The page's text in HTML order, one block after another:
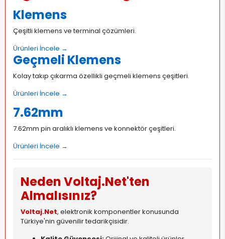
Klemens
Çeşitli klemens ve terminal çözümleri.
Ürünleri İncele →
Geçmeli Klemens
Kolay takıp çıkarma özellikli geçmeli klemens çeşitleri.
Ürünleri İncele →
7.62mm
7.62mm pin aralıklı klemens ve konnektör çeşitleri.
Ürünleri İncele →
Neden Voltaj.Net'ten
Almalısınız?
Voltaj.Net, elektronik komponentler konusunda
Türkiye'nin güvenilir tedarikçisidir.